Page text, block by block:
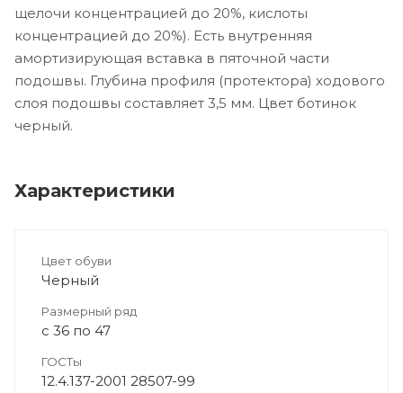
щелочи концентрацией до 20%, кислоты
концентрацией до 20%). Есть внутренняя
амортизирующая вставка в пяточной части
подошвы. Глубина профиля (протектора) ходового
слоя подошвы составляет 3,5 мм. Цвет ботинок
черный.
Характеристики
Цвет обуви
Черный
Размерный ряд
с 36 по 47
ГОСТы
12.4.137-2001 28507-99